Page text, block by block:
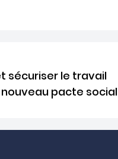
sécuriser le travail
pacte social